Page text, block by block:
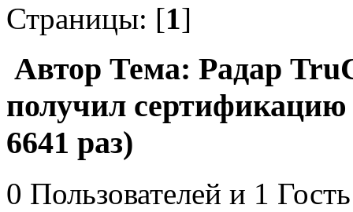
Страницы: [1]
Автор Тема: Радар
получил
6641 раз)
0 Пользователей и 1